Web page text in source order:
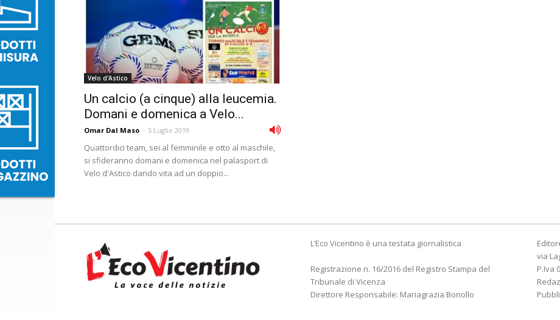
Velo d'Astico
Un calcio (a cinque) alla leucemia.
Domani e domenica a Velo...
Omar Dal Maso - 5 Luglio 2019
Quattordici team, sei al femminile e otto al maschile,
si sfideranno domani e domenica nel palasport di
Velo d'Astico dando vita ad un doppio...
L’Eco Vicentino è una testata giornalistica
Registrazione n. 16/2016 del Registro Stampa del
Tribunale di Vicenza
Direttore Responsabile: Mariagrazia Bonollo
via
P.Iva